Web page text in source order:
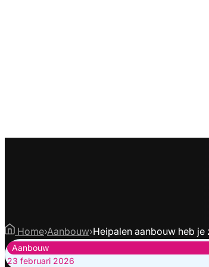
Home›Aanbouw›Heipalen aanbouw heb
Aanbouw
23 februari 2026